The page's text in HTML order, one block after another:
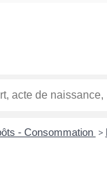
- Consommation >